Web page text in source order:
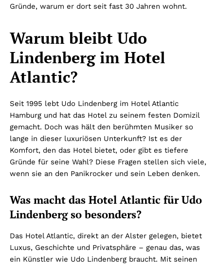
Gründe, warum er dort seit fast 30 Jahren wohnt.
Warum bleibt Udo
Lindenberg im Hotel
Atlantic?
Seit 1995 lebt Udo Lindenberg im Hotel Atlantic
Hamburg und hat das Hotel zu seinem festen Domizil
gemacht. Doch was hält den berühmten Musiker so
lange in dieser luxuriösen Unterkunft? Ist es der
Komfort, den das Hotel bietet, oder gibt es tiefere
Gründe für seine Wahl? Diese Fragen stellen sich viele,
wenn sie an den Panikrocker und sein Leben denken.
Was macht das Hotel Atlantic für Udo
Lindenberg so besonders?
Das Hotel Atlantic, direkt an der Alster gelegen, bietet
Luxus, Geschichte und Privatsphäre – genau das, was
ein Künstler wie Udo Lindenberg braucht. Mit seinen